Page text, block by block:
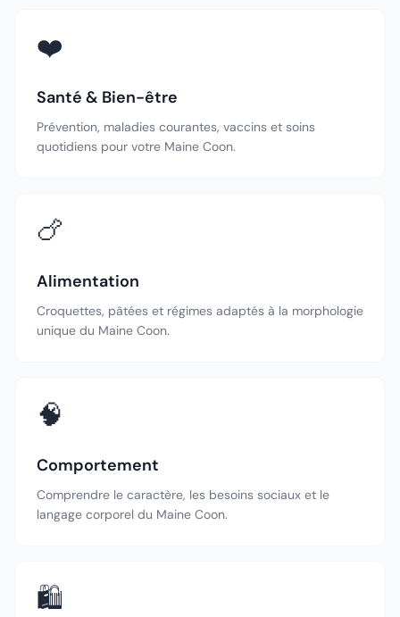
❤️
Santé & Bien-être
Prévention, maladies courantes, vaccins et soins
quotidiens pour votre Maine Coon.
🍗
Alimentation
Croquettes, pâtées et régimes adaptés à la morphologie
unique du Maine Coon.
🧠
Comportement
Comprendre le caractère, les besoins sociaux et le
langage corporel du Maine Coon.
🛍️